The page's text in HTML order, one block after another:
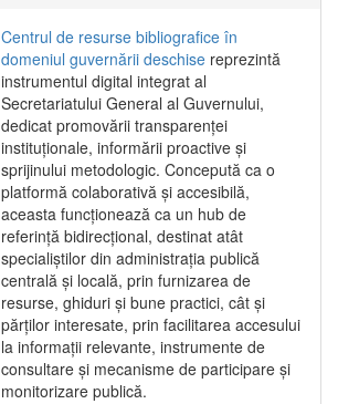
Centrul de resurse bibliografice în
domeniul guvernării deschise reprezintă
instrumentul digital integrat al
Secretariatului General al Guvernului,
dedicat promovării transparenței
instituționale, informării proactive și
sprijinului metodologic. Concepută ca o
platformă colaborativă și accesibilă,
aceasta funcționează ca un hub de
referință bidirecțional, destinat atât
specialiștilor din administrația publică
centrală și locală, prin furnizarea de
resurse, ghiduri și bune practici, cât și
părților interesate, prin facilitarea accesului
la informații relevante, instrumente de
consultare și mecanisme de participare și
monitorizare publică.